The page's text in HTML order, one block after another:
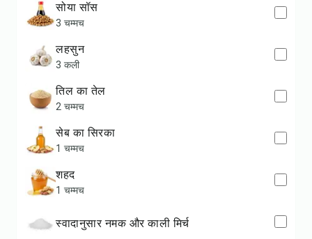
सोया सॉस
3 चम्मच
लहसुन
3 कली
तिल का तेल
2 चम्मच
सेब का सिरका
1 चम्मच
शहद
1 चम्मच
स्वादानुसार नमक और काली मिर्च